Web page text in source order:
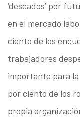
‘deseados’ por
en el mercado
ciento de los
trabajadores
importante para
por ciento de los
propia